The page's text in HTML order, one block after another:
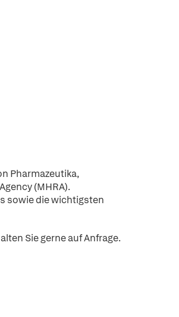
Pharmazeutika,
(MHRA).
sowie die wichtigsten
Sie gerne auf Anfrage.